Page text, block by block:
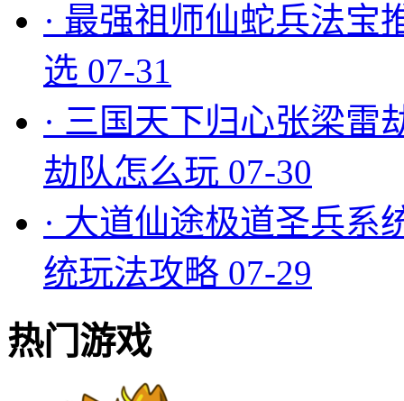
· 最强祖师仙蛇兵法宝
选 07-31
· 三国天下归心张梁雷
劫队怎么玩 07-30
· 大道仙途极道圣兵系
统玩法攻略 07-29
热门游戏